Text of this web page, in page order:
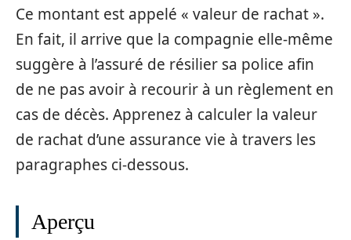
Ce montant est appelé « valeur de rachat ».
En fait, il arrive que la compagnie elle-même
suggère à l’assuré de résilier sa police afin
de ne pas avoir à recourir à un règlement en
cas de décès. Apprenez à calculer la valeur
de rachat d’une assurance vie à travers les
paragraphes ci-dessous.
Aperçu